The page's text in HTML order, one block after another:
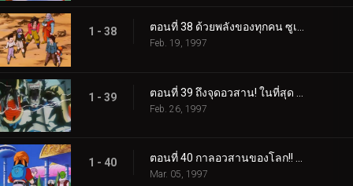
1 - 38 ตอนที่ 38 ด้วยพลังของทุกคน ซูเปอร์ไซย่า 4 คืนชีพ
Feb. 19, 1997
1 - 39
Feb. 26, 1997
1 - 40 ตอนที่ 40 กาลอวสานของโลก!! การตัดสินใจของพิคโกโร่
Mar. 05, 1997